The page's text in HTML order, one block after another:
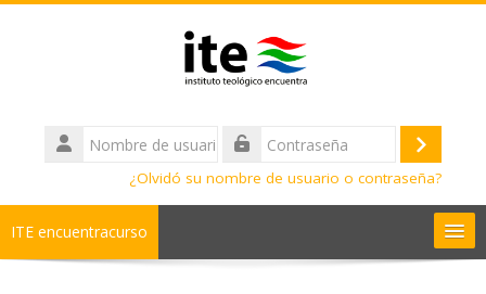
Nombre
de
Acceder
¿Olvidó su nombre de usuario o contraseña?
ITE encuentracurso